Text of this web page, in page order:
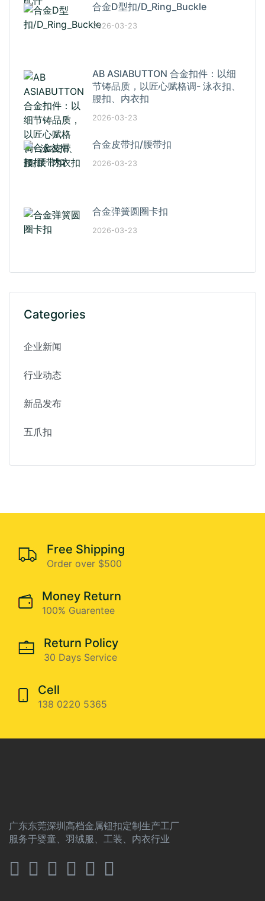
合金D型扣/D_Ring_Buckle
2026-03-23
AB ASIABUTTON 合金扣件：以细
节铸品质，以匠心赋格调- 泳衣扣、
腰扣、内衣扣
2026-03-23
合金皮带扣/腰带扣
2026-03-23
合金弹簧圆圈卡扣
2026-03-23
Categories
企业新闻
行业动态
新品发布
五爪扣
Free Shipping
Order over $500
Money Return
100% Guarentee
Return Policy
30 Days Service
Cell
138 0220 5365
广东东莞深圳高档金属钮扣定制生产工厂
服务于婴童、羽绒服、工装、内衣行业